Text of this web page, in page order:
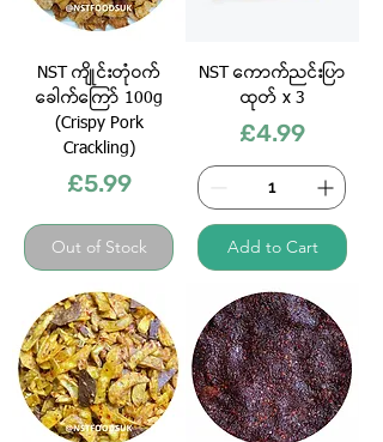
NST ကျိုင်းတုံဝက်​
ခေါက်​ကြော် 100g
(Crispy Pork
Crackling)
Price
£5.99
Out of Stock
NST ကောက်ညင်းပြာ
ထုတ် x 3
Price
£4.99
Add to Cart